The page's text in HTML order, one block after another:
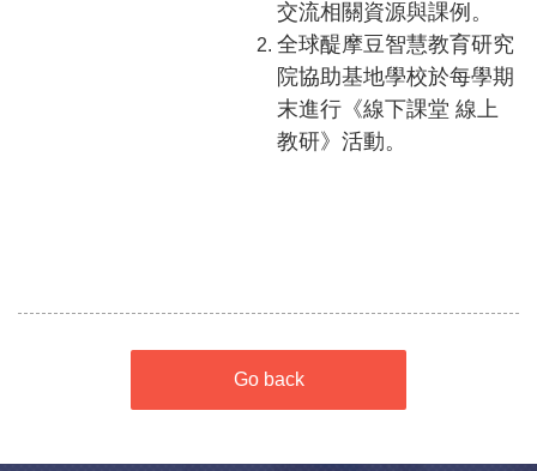
交流相關資源與課例。
全球醍摩豆智慧教育研究
院協助基地學校於每學期
末進行《線下課堂 線上
教研》活動。
Go back